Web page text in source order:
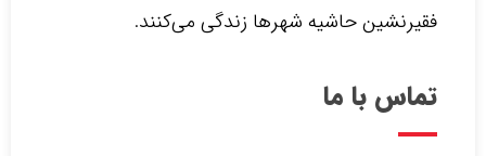
فقیرنشین حاشیه شهرها زندگی می‌کنند.‌
تماس با ما